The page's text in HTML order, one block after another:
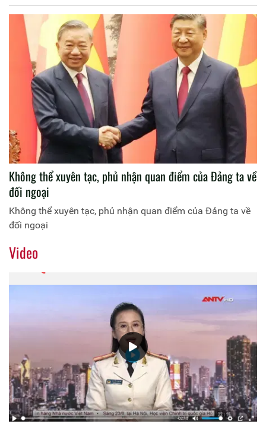
Không thể xuyên tạc, phủ nhận quan điểm của Đảng ta về
đối ngoại
Không thể xuyên tạc, phủ nhận quan điểm của Đảng ta về
đối ngoại
Video